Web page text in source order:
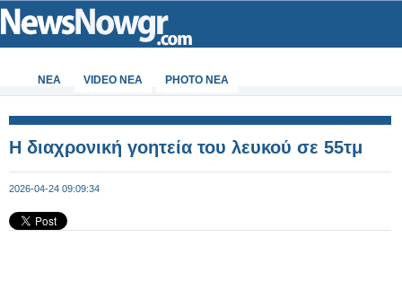
ΝΕΑ VIDEO NEA PHOTO NEA
Η διαχρονική γοητεία του λευκού σε 55τμ
2026-04-24 09:09:34